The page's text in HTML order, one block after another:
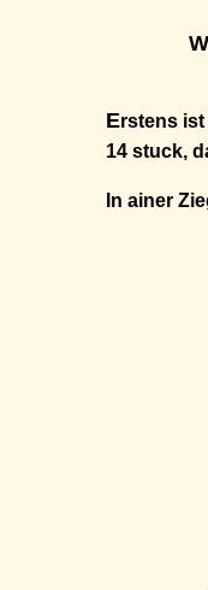
Erstens ist
14 stuck,
In ainer